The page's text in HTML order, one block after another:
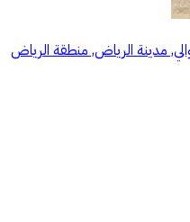
مدينة الرياض, منطقة الرياض